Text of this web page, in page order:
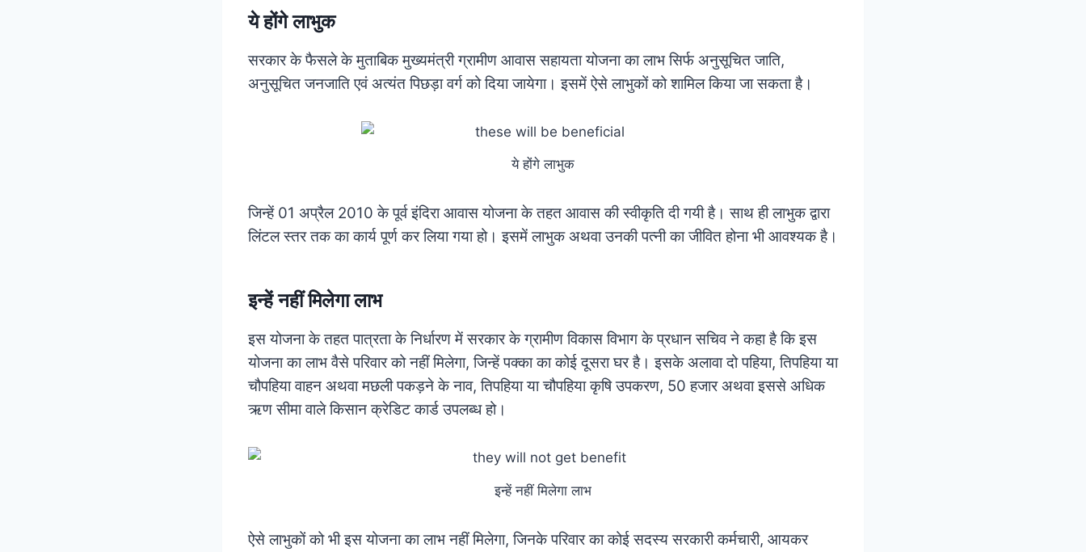
ये होंगे लाभुक
सरकार के फैसले के मुताबिक मुख्यमंत्री ग्रामीण आवास सहायता योजना का लाभ सिर्फ अनुसूचित जाति,
अनुसूचित जनजाति एवं अत्यंत पिछड़ा वर्ग को दिया जायेगा। इसमें ऐसे लाभुकों को शामिल किया जा सकता है।
ये होंगे लाभुक
जिन्हें 01 अप्रैल 2010 के पूर्व इंदिरा आवास योजना के तहत आवास की स्वीकृति दी गयी है। साथ ही लाभुक द्वारा
लिंटल स्तर तक का कार्य पूर्ण कर लिया गया हो। इसमें लाभुक अथवा उनकी पत्नी का जीवित होना भी आवश्यक है।
इन्हें नहीं मिलेगा लाभ
इस योजना के तहत पात्रता के निर्धारण में सरकार के ग्रामीण विकास विभाग के प्रधान सचिव ने कहा है कि इस
योजना का लाभ वैसे परिवार को नहीं मिलेगा, जिन्हें पक्का का कोई दूसरा घर है। इसके अलावा दो पहिया, तिपहिया या
चौपहिया वाहन अथवा मछली पकड़ने के नाव, तिपहिया या चौपहिया कृषि उपकरण, 50 हजार अथवा इससे अधिक
ऋण सीमा वाले किसान क्रेडिट कार्ड उपलब्ध हो।
इन्हें नहीं मिलेगा लाभ
ऐसे लाभुकों को भी इस योजना का लाभ नहीं मिलेगा, जिनके परिवार का कोई सदस्य सरकारी कर्मचारी, आयकर